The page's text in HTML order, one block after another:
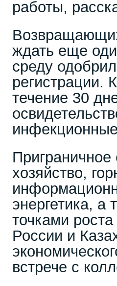
работы,
ждать еще
среду
регистрации.
течение 30
Приграничное
хозяйство,
энергетика, а
точками
России и
встрече с